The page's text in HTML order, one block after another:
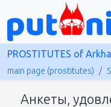
PROSTITUTES of
main page (prostitutes)
Анкеты,